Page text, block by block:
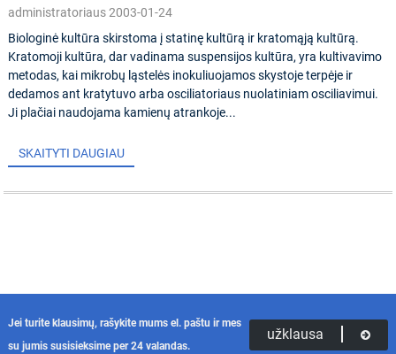
administratoriaus 2003-01-24
Biologinė kultūra skirstoma į statinę kultūrą ir kratomąją kultūrą.
Kratomoji kultūra, dar vadinama suspensijos kultūra, yra kultivavimo
metodas, kai mikrobų ląstelės inokuliuojamos skystoje terpėje ir
dedamos ant kratytuvo arba osciliatoriaus nuolatiniam osciliavimui.
Ji plačiai naudojama kamienų atrankoje...
SKAITYTI DAUGIAU
Jei turite klausimų, rašykite mums el. paštu ir mes
su jumis susisieksime per 24 valandas.
užklausa